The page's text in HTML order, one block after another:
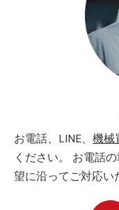
お電話、LINE、 機械
ください。 お電話
望に沿ってご対応い